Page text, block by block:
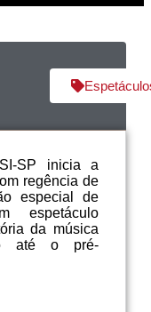
SP inicia a
regência de
especial de
espetáculo
da música
até o pré-